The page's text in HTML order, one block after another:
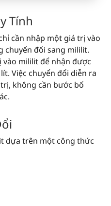
Tính
cần nhập một giá trị vào
chuyển đổi sang mililit.
mililit để nhận được
Việc chuyển đổi diễn ra
không cần bước bổ
dựa trên một công thức